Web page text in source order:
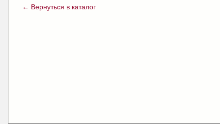
← Вернуться в каталог